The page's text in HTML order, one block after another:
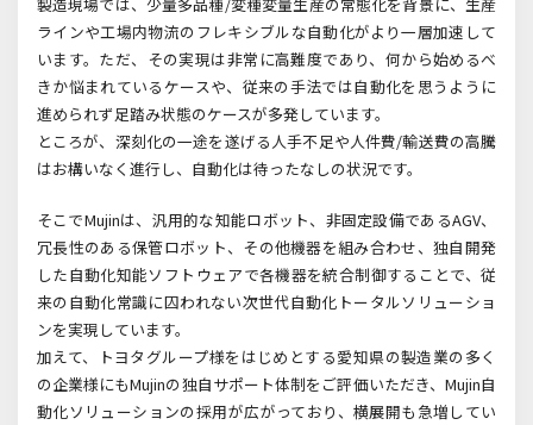
ラインや工場内物流のフレキシブルな自動化がより一層加速して
います。ただ、その実現は非常に高難度であり、何から始めるべ
きか悩まれているケースや、従来の手法では自動化を思うように
進められず足踏み状態のケースが多発しています。
ところが、深刻化の一途を遂げる人手不足や人件費/輸送費の高騰
はお構いなく進行し、自動化は待ったなしの状況です。
そこでMujinは、汎用的な知能ロボット、非固定設備であるAGV、
冗長性のある保管ロボット、その他機器を組み合わせ、独自開発
した自動化知能ソフトウェアで各機器を統合制御することで、従
来の自動化常識に囚われない次世代自動化トータルソリューショ
ンを実現しています。
加えて、トヨタグループ様をはじめとする愛知県の製造業の多く
の企業様にもMujinの独自サポート体制をご評価いただき、Mujin自
動化ソリューションの採用が広がっており、横展開も急増してい